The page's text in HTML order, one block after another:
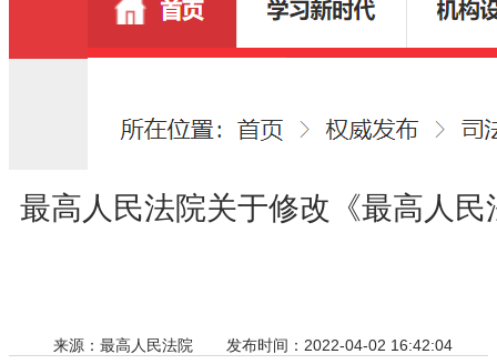
最高人民法院关于修改《最高人
来源：最高人民法院 发布时间：2022-04-02 16:42:04